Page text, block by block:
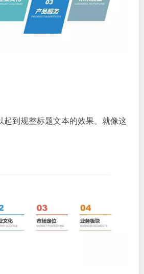
起到规整标题文本的效果。就像这